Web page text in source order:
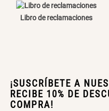
Libro de reclamaciones
¡SUSCRÍBETE A
RECIBE 10% DE
COMPRA!
Canasto Bambú